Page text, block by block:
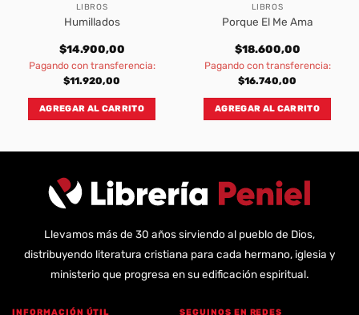
LIBROS
Humillados
$14.900,00
Pagando con transferencia:
$11.920,00
AGREGAR AL CARRITO
LIBROS
Porque El Me Ama
$18.600,00
Pagando con transferencia:
$16.740,00
AGREGAR AL CARRITO
Llevamos más de 30 años sirviendo al pueblo de Dios,
distribuyendo literatura cristiana para cada hermano, iglesia y
ministerio que progresa en su edificación espiritual.
INFORMACIÓN ÚTIL SEGUINOS EN REDES